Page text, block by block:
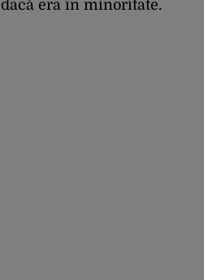
dacă era în minoritate.